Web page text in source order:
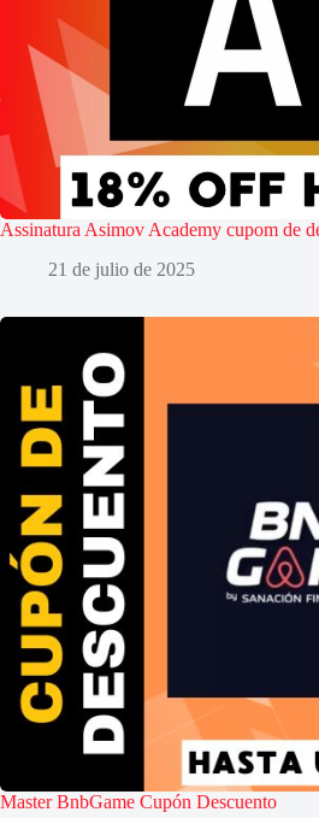
Assinatura Asimov Academy cupom de
21 de julio de 2025
Master BnbGame Cupón Descuento